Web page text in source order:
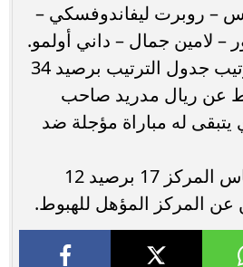
– روبرت ليفاندوفسكي –
– لامين جمال – داني أولمو.
ويتصدر برشلونة ترتيب جدول الترتيب برصيد 34
4 نقاط عن ريال مدريد صاحب
يتبقى له مباراة مؤجلة ضد
بينما ياتي لاس بالماس المركز 17 برصيد 12
عن المركز المؤهل للهبوط.